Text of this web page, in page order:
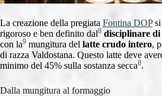
La creazione della pregiata Fontina DOPsi
rigoroso e ben definito dal8 disciplinare
con la9 mungitura del latte crudo intero,
di razza Valdostana. Questo latte deve
minimo del 45% sulla sostanza secca8.
Dalla mungitura al formaggio